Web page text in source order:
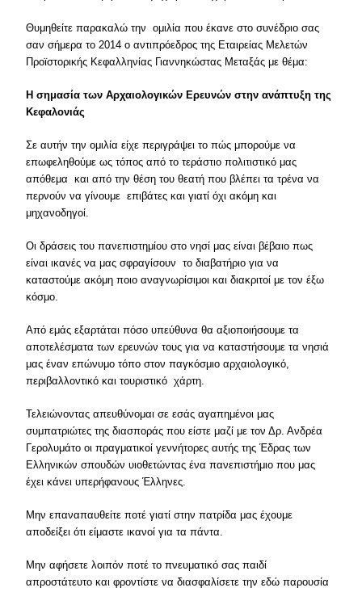
Θυμηθείτε παρακαλώ την ομιλία που έκανε στο συνέδριο σας
σαν σήμερα το 2014 ο αντιπρόεδρος της Εταιρείας Μελετών
Προϊστορικής Κεφαλληνίας Γιαννηκώστας Μεταξάς με θέμα:
Η σημασία των Αρχαιολογικών Ερευνών στην ανάπτυξη της
Κεφαλονιάς
Σε αυτήν την ομιλία είχε περιγράψει το πώς μπορούμε να
επωφεληθούμε ως τόπος από το τεράστιο πολιτιστικό μας
απόθεμα και από την θέση του θεατή που βλέπει τα τρένα να
περνούν να γίνουμε επιβάτες και γιατί όχι ακόμη και
μηχανοδηγοί.
Οι δράσεις του πανεπιστημίου στο νησί μας είναι βέβαιο πως
είναι ικανές να μας σφραγίσουν το διαβατήριο για να
καταστούμε ακόμη ποιο αναγνωρίσιμοι και διακριτοί με τον έξω
κόσμο.
Από εμάς εξαρτάται πόσο υπεύθυνα θα αξιοποιήσουμε τα
αποτελέσματα των ερευνών τους για να καταστήσουμε τα νησιά
μας έναν επώνυμο τόπο στον παγκόσμιο αρχαιολογικό,
περιβαλλοντικό και τουριστικό χάρτη.
Τελειώνοντας απευθύνομαι σε εσάς αγαπημένοι μας
συμπατριώτες της διασποράς που είστε μαζί με τον Δρ. Ανδρέα
Γερολυμάτο οι πραγματικοί γεννήτορες αυτής της Έδρας των
Ελληνικών σπουδών υιοθετώντας ένα πανεπιστήμιο που μας
έχει κάνει υπερήφανους Έλληνες.
Μην επαναπαυθείτε ποτέ γιατί στην πατρίδα μας έχουμε
αποδείξει ότι είμαστε ικανοί για τα πάντα.
Μην αφήσετε λοιπόν ποτέ το πνευματικό σας παιδί
απροστάτευτο και φροντίστε να διασφαλίσετε την εδώ παρουσία